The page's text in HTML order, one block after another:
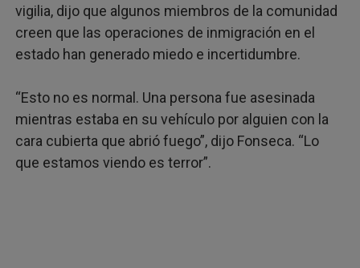
vigilia, dijo que algunos miembros de la comunidad
creen que las operaciones de inmigración en el
estado han generado miedo e incertidumbre.
“Esto no es normal. Una persona fue asesinada
mientras estaba en su vehículo por alguien con la
cara cubierta que abrió fuego”, dijo Fonseca. “Lo
que estamos viendo es terror”.